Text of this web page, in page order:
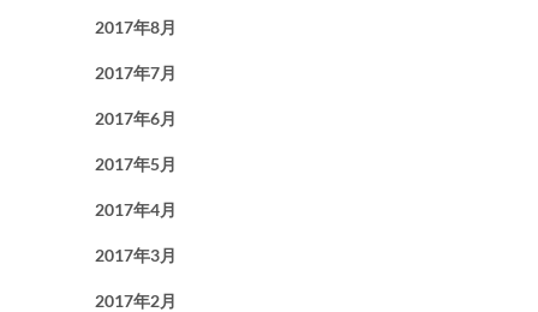
2017年8月
2017年7月
2017年6月
2017年5月
2017年4月
2017年3月
2017年2月